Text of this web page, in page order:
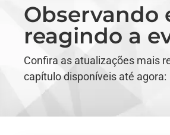
Observando
reagindo a
Confira as atualizações mais
capítulo disponíveis até agora: